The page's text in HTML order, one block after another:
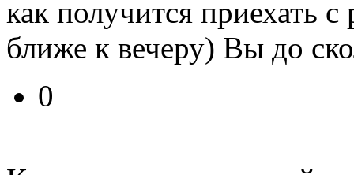
как получится приехать
ближе к вечеру) Вы до
0